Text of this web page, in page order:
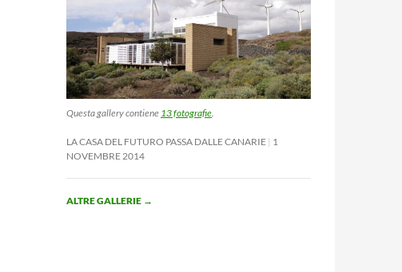
Questa gallery contiene 13 fotografie.
LA CASA DEL FUTURO PASSA DALLE CANARIE 1
NOVEMBRE 2014
ALTRE GALLERIE →